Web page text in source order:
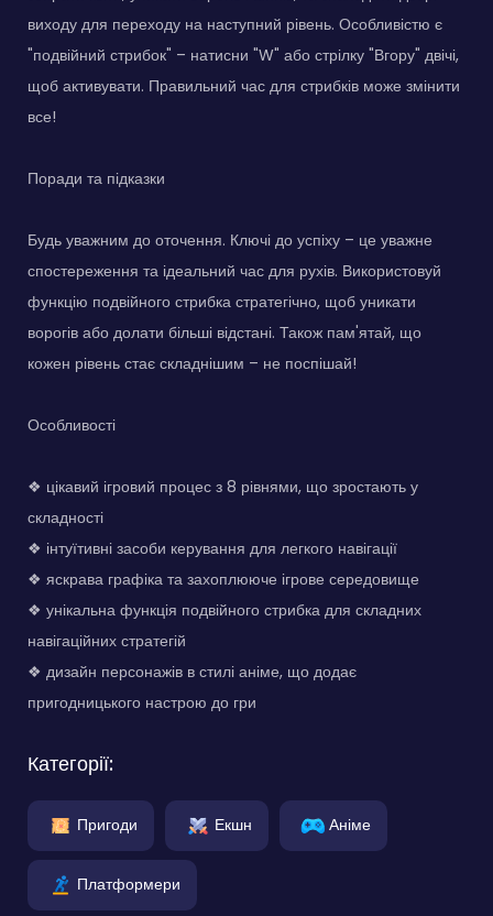
виходу для переходу на наступний рівень. Особливістю є
"подвійний стрибок" – натисни "W" або стрілку "Вгору" двічі,
щоб активувати. Правильний час для стрибків може змінити
все!
Поради та підказки
Будь уважним до оточення. Ключі до успіху – це уважне
спостереження та ідеальний час для рухів. Використовуй
функцію подвійного стрибка стратегічно, щоб уникати
ворогів або долати більші відстані. Також пам'ятай, що
кожен рівень стає складнішим – не поспішай!
Особливості
❖ цікавий ігровий процес з 8 рівнями, що зростають у
складності
❖ інтуїтивні засоби керування для легкого навігації
❖ яскрава графіка та захоплююче ігрове середовище
❖ унікальна функція подвійного стрибка для складних
навігаційних стратегій
❖ дизайн персонажів в стилі аніме, що додає
пригодницького настрою до гри
Категорії:
Пригоди Екшн Аніме
Платформери